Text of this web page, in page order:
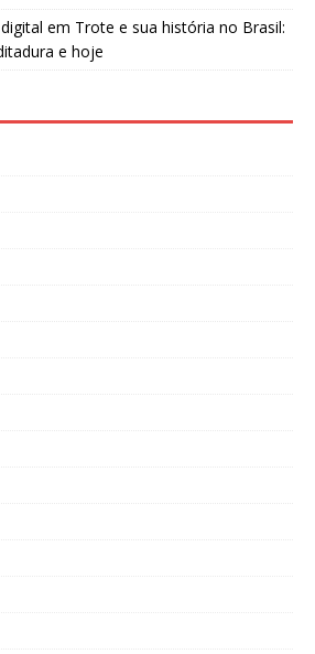
em Trote e sua história no Brasil:
e hoje